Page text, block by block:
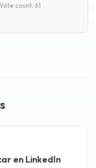
Vote count: 61
en LinkedIn